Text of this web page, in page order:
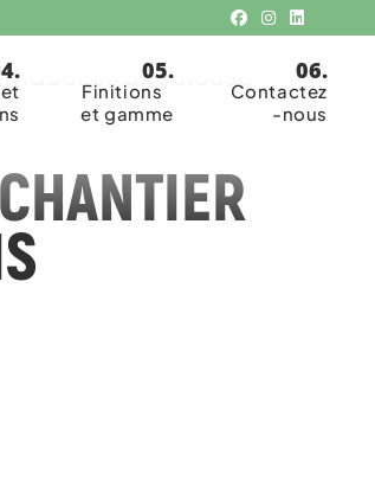
Finitions
et gamme
Contactez
-nous
à Toulouse